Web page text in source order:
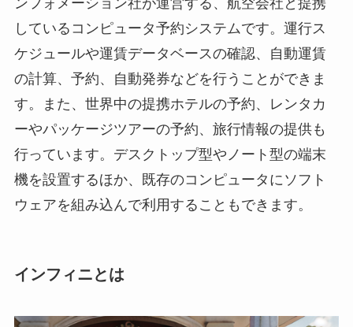
しているコンピュータ予約システムです。運行ス
ケジュールや運賃データベースの確認、自動運賃
の計算、予約、自動発券などを行うことができま
す。また、世界中の提携ホテルの予約、レンタカ
ーやパッケージツアーの予約、旅行情報の提供も
行っています。デスクトップ型やノート型の端末
機を設置するほか、既存のコンピュータにソフト
ウェアを組み込んで利用することもできます。
インフィニとは